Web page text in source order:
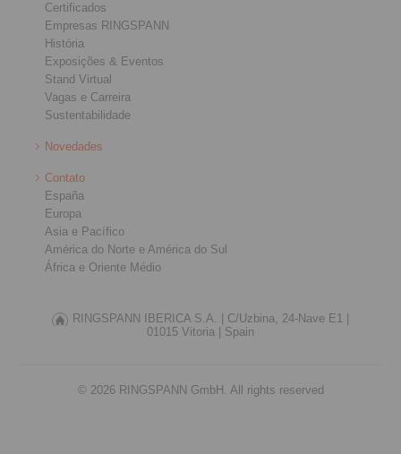
Certificados
Empresas RINGSPANN
História
Exposições & Eventos
Stand Virtual
Vagas e Carreira
Sustentabilidade
Novedades
Contato
España
Europa
Asia e Pacífico
América do Norte e América do Sul
África e Oriente Médio
RINGSPANN IBERICA S.A. |
C/Uzbina, 24-Nave E1 |
01015 Vitoria |
Spain
© 2026 RINGSPANN GmbH. All rights reserved